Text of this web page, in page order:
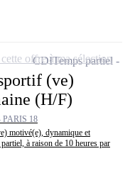
(ve)
(H/F)
PARIS 18
motivé(e), dynamique et
à raison de 10 heures par
CDITemps partiel
offre à ma sélection